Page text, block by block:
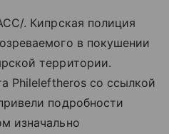
. Кипрская полиция
в покушении
территории.
Phileleftheros со ссылкой
подробности
изначально